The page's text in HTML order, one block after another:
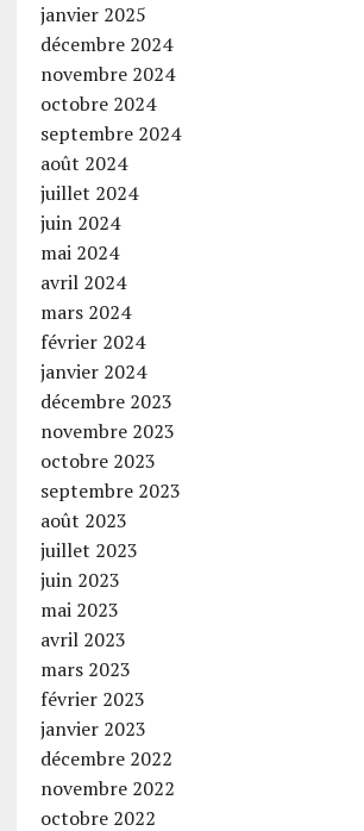
janvier 2025
décembre 2024
novembre 2024
octobre 2024
septembre 2024
août 2024
juillet 2024
juin 2024
mai 2024
avril 2024
mars 2024
février 2024
janvier 2024
décembre 2023
novembre 2023
octobre 2023
septembre 2023
août 2023
juillet 2023
juin 2023
mai 2023
avril 2023
mars 2023
février 2023
janvier 2023
décembre 2022
novembre 2022
octobre 2022